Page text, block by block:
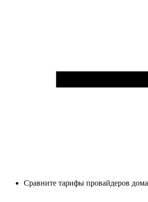
Сравните тарифы провайдеров дома